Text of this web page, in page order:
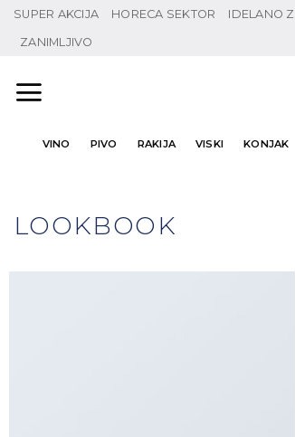
content
Preskoči
SUPER AKCIJA HORECA SEKTOR IDELANO
ZANIMLJIVO
VINO PIVO RAKIJA VISKI KONJAK
LOOKBOOK